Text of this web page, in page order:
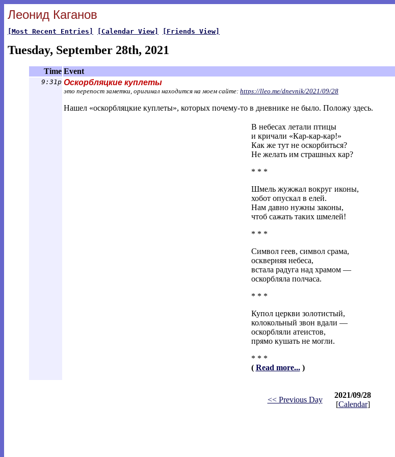
Леонид Каганов
[Most Recent Entries] [Calendar View] [Friends View]
Tuesday, September 28th, 2021
Time Event
9:31p Оскорбляцкие куплеты
это перепост заметки, оригинал находится на моем сайте: https://lleo.me/dnevnik/2021/09/28
Нашел «оскорбляцкие куплеты», которых почему-то в дневнике не было. Положу здесь.
В небесах летали птицы
и кричали «Кар-кар-кар!»
Как же тут не оскорбиться?
Не желать им страшных кар?
* * *
Шмель жужжал вокруг иконы,
хобот опускал в елей.
Нам давно нужны законы,
чтоб сажать таких шмелей!
* * *
Символ геев, символ срама,
оскверняя небеса,
встала радуга над храмом —
оскорбляла полчаса.
* * *
Купол церкви золотистый,
колокольный звон вдали —
оскорбляли атеистов,
прямо кушать не могли.
* * *
( Read more...)
<< Previous Day
2021/09/28
[Calendar]